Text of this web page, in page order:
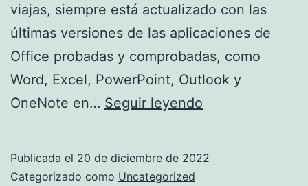
viajas, siempre está actualizado con las
últimas versiones de las aplicaciones de
Office probadas y comprobadas, como
Word, Excel, PowerPoint, Outlook y
OneNote en… Seguir leyendo
Publicada el 20 de diciembre de 2022
Categorizado como Uncategorized